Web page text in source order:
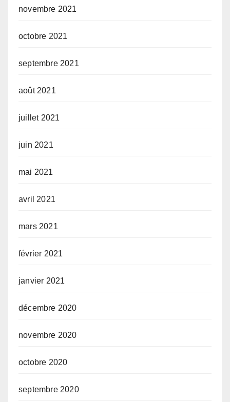
novembre 2021
octobre 2021
septembre 2021
août 2021
juillet 2021
juin 2021
mai 2021
avril 2021
mars 2021
février 2021
janvier 2021
décembre 2020
novembre 2020
octobre 2020
septembre 2020